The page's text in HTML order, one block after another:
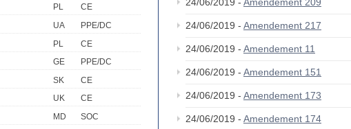
PL
CE
UA
PPE/DC
PL
CE
GE
PPE/DC
SK
CE
UK
CE
MD
SOC
24/06/2019 - Amendement 217
24/06/2019 - Amendement 11
24/06/2019 - Amendement 151
24/06/2019 - Amendement 173
24/06/2019 - Amendement 174